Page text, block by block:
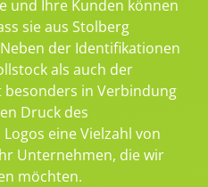
und Ihre Kunden können
sie aus Stolberg
der Identifikationen
als auch der
in Verbindung
Druck des
eine Vielzahl von
Unternehmen, die wir
möchten.